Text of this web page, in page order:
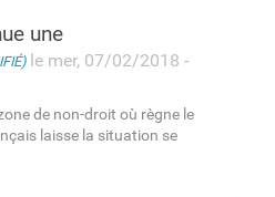
une
le mer, 07/02/2018 -
de non-droit où règne le
laisse la situation se